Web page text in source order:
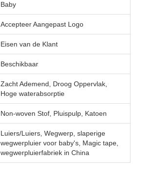
Baby
Accepteer Aangepast Logo
Eisen van de Klant
Beschikbaar
Zacht Ademend, Droog Oppervlak,
Hoge waterabsorptie
Non-woven Stof, Pluispulp, Katoen
Luiers/Luiers, Wegwerp, slaperige
wegwerpluier voor baby's, Magic tape,
wegwerpluierfabriek in China